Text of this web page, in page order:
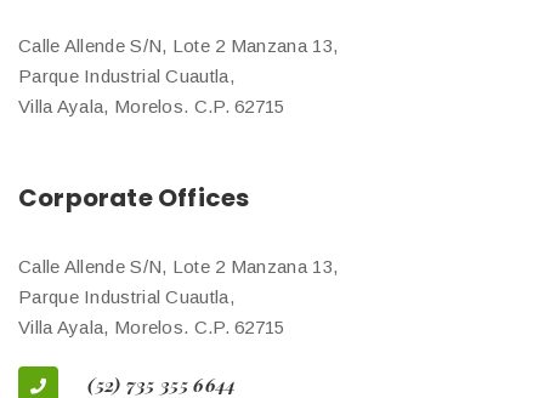
Calle Allende S/N, Lote 2 Manzana 13,
Parque Industrial Cuautla,
Villa Ayala, Morelos. C.P. 62715
Corporate Offices
Calle Allende S/N, Lote 2 Manzana 13,
Parque Industrial Cuautla,
Villa Ayala, Morelos. C.P. 62715
(52) 735 355 6644